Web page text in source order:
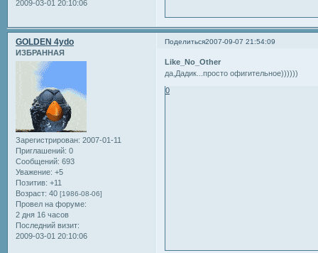
2009-03-01 20:10:06
Поделиться2007-09-07 21:54:09
GOLDEN 4ydo
ИЗБРАННАЯ
Зарегистрирован: 2007-01-11
Приглашений: 0
Сообщений: 693
Уважение: +5
Позитив: +11
Возраст: 40 [1986-08-06]
Провел на форуме:
2 дня 16 часов
Последний визит:
2009-03-01 20:10:06
Like_No_Other
да,Дадик...просто офигительное))))))
0